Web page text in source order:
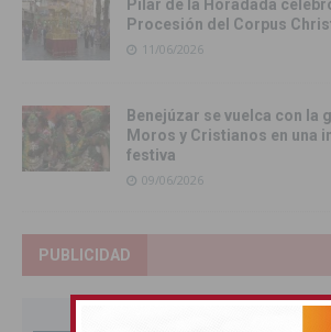
Pilar de la Horadada
Procesión del Corpus
11/06/2026
Benejúzar se vuelca con la
Moros y Cristianos en una
festiva
09/06/2026
PUBLICIDAD